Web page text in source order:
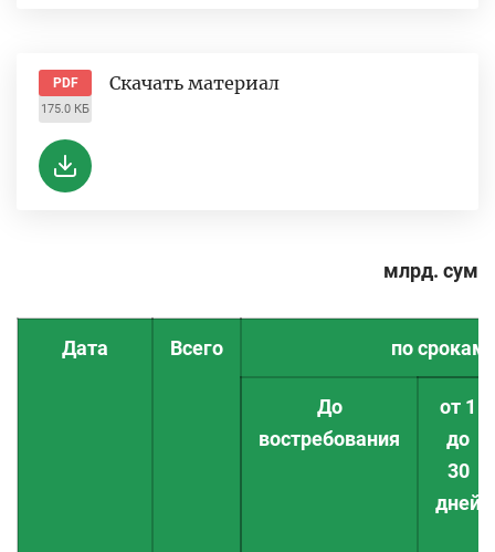
PDF
175.0 КБ
Скачать материал
млрд. cум
Дата Всего по срокам
До
востребования
от 1
до
30
дней